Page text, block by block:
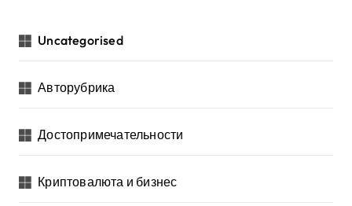
Uncategorised
Авторубрика
Достопримечательности
Криптовалюта и бизнес